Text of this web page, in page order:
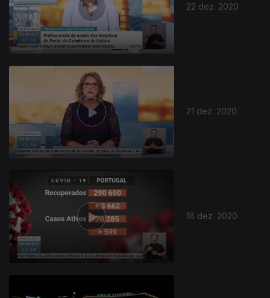
22 dez. 2020
21 dez. 2020
18 dez. 2020